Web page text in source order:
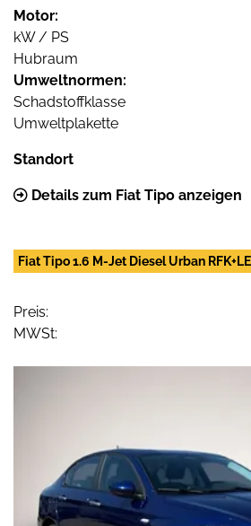
Motor:
kW / PS
Hubraum
Umweltnormen:
Schadstoffklasse
Umweltplakette
Standort
Details zum Fiat Tipo anzeigen
Fiat Tipo 1.6 M-Jet Diesel Urban
Preis:
MWSt: